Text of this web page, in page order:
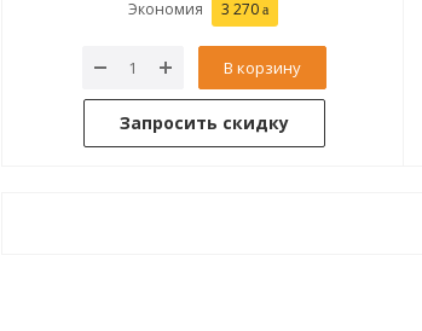
Экономия 3 270
В корзину
Запросить скидку